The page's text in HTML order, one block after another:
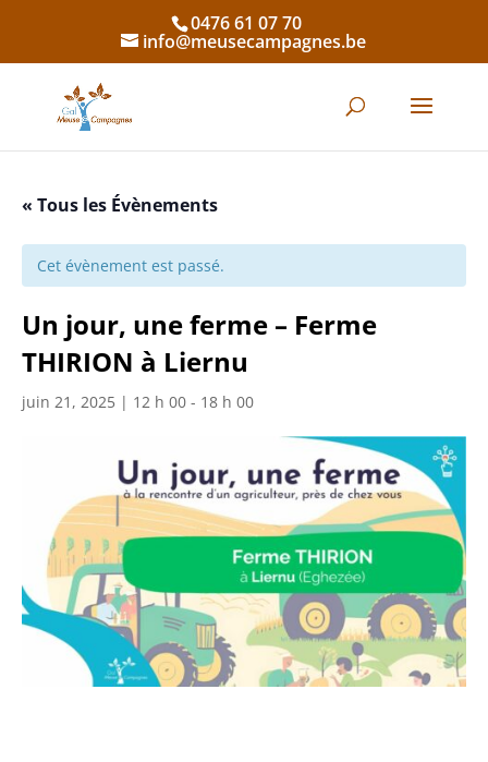
0476 61 07 70
info@meusecampagnes.be
« Tous les Évènements
Cet évènement est passé.
Un jour, une ferme – Ferme
THIRION à Liernu
juin 21, 2025 | 12 h 00 - 18 h 00